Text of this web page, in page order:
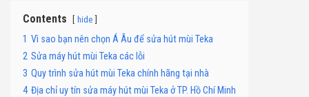
Contents hide
1 Vì sao bạn nên chọn Á Âu để sửa hút mùi Teka
2 Sửa máy hút mùi Teka các lỗi
3 Quy trình sửa hút mùi Teka chính hãng tại nhà
4 Địa chỉ uy tín sửa máy hút mùi Teka ở TP. Hồ Chí Minh